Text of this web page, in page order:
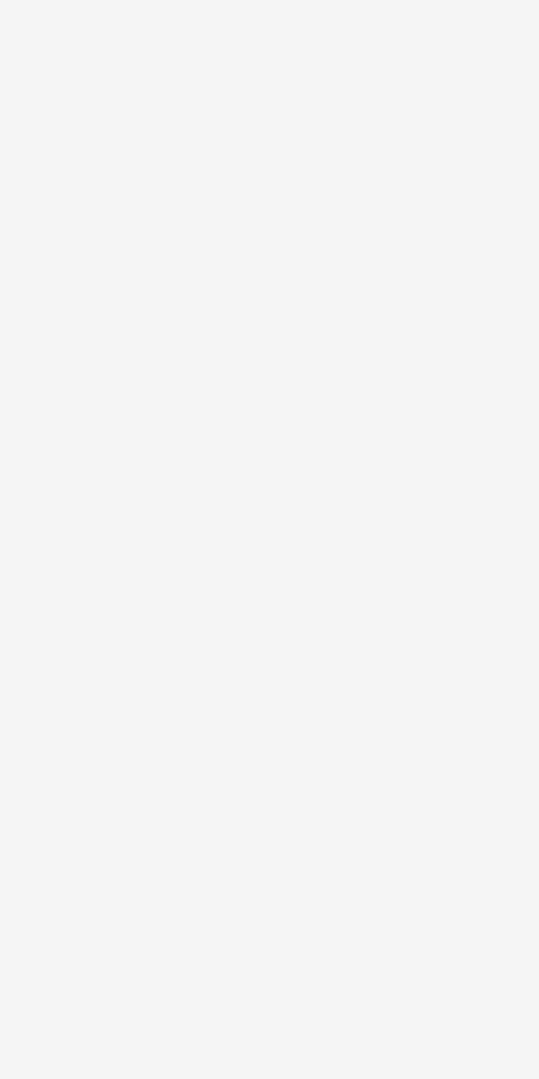
lengtegroei
over 3 Signaleren, diagnostiek en verwijzen
over 3 Signaleren, diagnostiek en verwijzen
gewicht
en het signaleren van een afwijkende lengtegroei
onderzoek
Begeleiden en behandelen
over 4 Begeleiden en behandelen
afwijkende lengtegroei
over 6 Totstandkoming